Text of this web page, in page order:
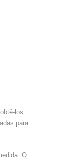
los
para
O